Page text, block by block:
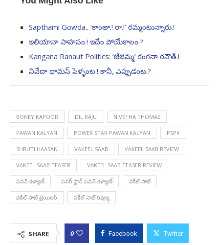
Sapthami Gowda.. ‘కాంతా.! రా.!’ రమ్మంటున్నారు.!
ఇలియానా సాహసం.! ఇదేం పోయేకాలం.?
Kangana Ranaut Politics: ‘జేజెమ్మ’ కంగనా రనౌత్.!
నివేదా థామస్ పెళ్ళంట.! కానీ, ఎప్పుడంట.?
BONEY KAPOOR DIL RAJU NIVETHA THOMAS
PAWAN KALYAN POWER STAR PAWAN KALYAN PSPK
SHRUTI HAASAN VAKEEL SAAB VAKEEL SAAB REVIEW
VAKEEL SAAB TEASER VAKEEL SAAB TEASER REVIEW
పవన్ కళ్యాణ్ పవర్ స్టార్ పవన్ కళ్యాణ్ వకీల్ సాబ్
వకీల్ సాబ్ ట్రెయిలర్ వకీల్ సాబ్ రివ్యూ
SHARE 0 Facebook Twitter